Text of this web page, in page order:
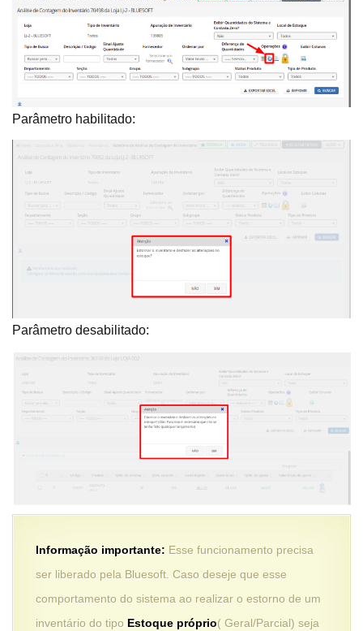
Parâmetro habilitado:
Parâmetro desabilitado:
Informação importante: Esse funcionamento precisa
ser liberado pela Bluesoft. Caso deseje que esse
comportamento do sistema ao realizar o estorno de um
inventário do tipo Estoque próprio( Geral/Parcial) seja